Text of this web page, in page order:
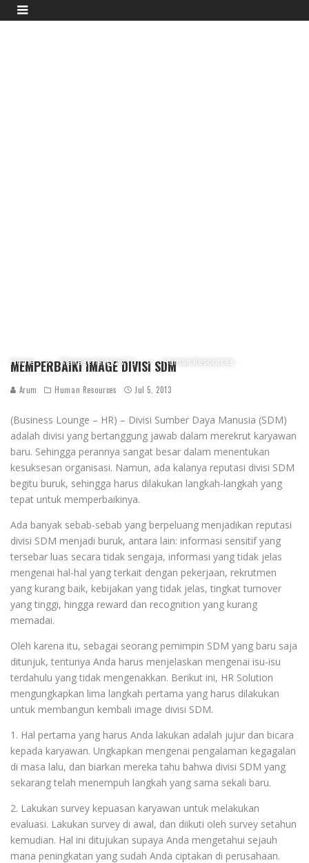
Home Managerial How To Human Resources
MEMPERBAIKI IMAGE DIVISI SDM
Arum Human Resources Jul 5, 2013
(Business Lounge – HR) – Divisi Sumber Daya Manusia (SDM)
adalah divisi yang bertanggung jawab dalam merekrut karyawan
baru. Sehingga perannya sangat besar dalam menentukan
kesuksesan organisasi. Namun, ada kalanya reputasi divisi SDM
begitu buruk, sehingga harus dilakukan langkah-langkah yang
tepat untuk memperbaikinya.
Ada banyak sebab-sebab yang berpeluang menjadikan reputasi
divisi SDM menjadi buruk, antara lain: informasi sensitif yang
tersebar luas secara tidak sengaja, informasi yang tidak jelas
mengenai hal-hal yang terkait dengan pekerjaan, rekrutmen
yang kurang baik, kebijakan yang tidak jelas, tingkat turnover
yang tinggi, hingga reward dan recognition yang kurang
memadai.
Oleh karena itu, sebagai seorang pemimpin SDM yang baru saja
ditunjuk, tentunya Anda harus menjelaskan mengenai isu-isu
terdahulu yang tidak mengenakkan. Berikut ini, HR Solution
mengungkapkan lima langkah pertama yang harus dilakukan
untuk membangun kembali image divisi SDM.
1. Hal pertama yang harus Anda lakukan adalah jujur dan bicara
kepada karyawan. Ungkapkan mengenai pengalaman kegagalan
di masa lalu, dan biarkan mereka tahu bahwa divisi SDM yang
sekarang telah menempuh langkah yang sama sekali baru.
2. Lakukan survey kepuasan karyawan untuk melakukan
evaluasi. Lakukan survey di awal, dan diikuti oleh survey setahun
kemudian. Hal ini ditujukan supaya Anda mengetahui sejauh
mana peningkatan yang sudah Anda ciptakan di perusahaan.